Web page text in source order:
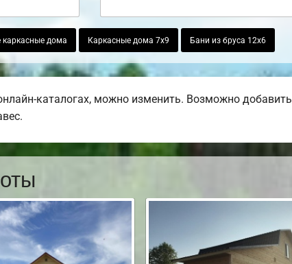
дома Каркасные дома 7х9 Бани из бруса 12х6
каталогах, можно изменить. Возможно добавить